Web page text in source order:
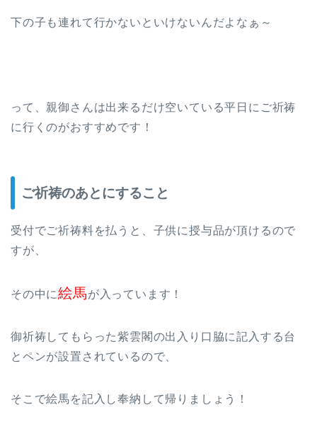
下の子も連れて行かないといけないんだよなぁ～
って、親御さんは出来るだけ空いている平日にご祈祷
に行くのがおすすめです！
ご祈祷のあとにすること
受付でご祈祷料を払うと、子供に授与品が頂けるので
すが、
その中に絵馬が入っています！
御祈祷してもらった紫雲閣の出入り口脇に記入する台
とペンが設置されているので、
そこで絵馬を記入し奉納して帰りましょう！